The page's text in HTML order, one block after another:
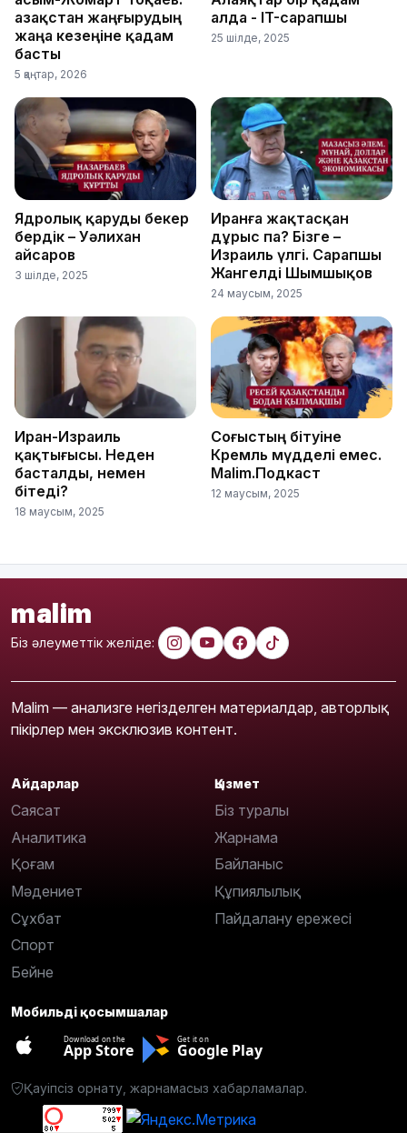
Қазақстан жаңғырудың
жаңа кезеңіне қадам
басты
5 қаңтар, 2026
алда - IT-сарапшы
25 шілде, 2025
Ядролық қаруды бекер
бердік – Уәлихан
Қайсаров
3 шілде, 2025
Иранға жақтасқан
дұрыс па? Бізге –
Израиль үлгі. Сарапшы
Жангелді Шымшықов
24 маусым, 2025
Иран-Израиль
қақтығысы. Неден
басталды, немен
бітеді?
18 маусым, 2025
Соғыстың бітуіне
Кремль мүдделі емес.
Malim.Подкаст
12 маусым, 2025
malim
Біз әлеуметтік желіде:
Malim — анализге негізделген материалдар, авторлық
пікірлер мен эксклюзив контент.
Айдарлар
Саясат
Аналитика
Қоғам
Мәдениет
Сұхбат
Спорт
Бейне
Қызмет
Біз туралы
Жарнама
Байланыс
Құпиялылық
Пайдалану ережесі
Мобильді қосымшалар
Download on the
App Store
Get it on
Google Play
Қауіпсіз орнату, жарнамасыз хабарламалар.